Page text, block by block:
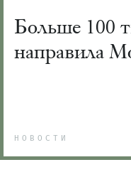
Больше 100
направила
НОВОСТИ